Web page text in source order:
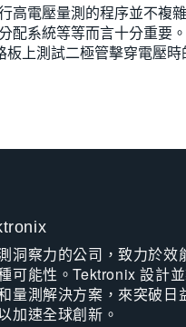
高電壓量測的程序並不複
配系統等等而言十分重要
上測試二極管擊穿電壓時
洞察力的公司，致力於效
可能性。Tektronix 設計
量測解決方案，來突破日
加速全球創新。